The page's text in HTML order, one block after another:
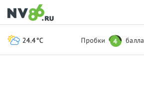
24.4°C Пробки 4 балла